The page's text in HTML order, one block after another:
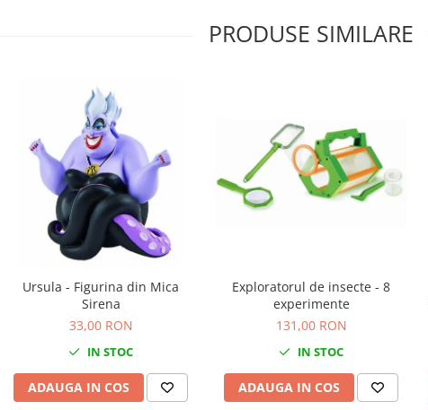
PRODUSE SIMILARE
Ursula - Figurina din Mica
Sirena
33,00 RON
IN STOC
ADAUGA IN COS
Exploratorul de insecte - 8
experimente
131,00 RON
IN STOC
ADAUGA IN COS